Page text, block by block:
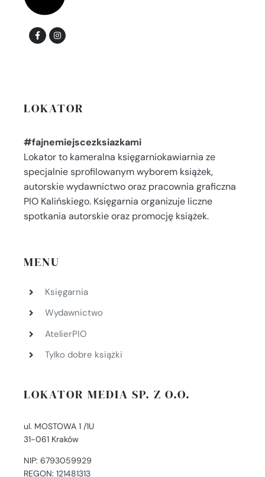
LOKATOR
#fajnemiejscezksiazkami
Lokator to kameralna księgarniokawiarnia ze
specjalnie sprofilowanym wyborem książek,
autorskie wydawnictwo oraz pracownia graficzna
PIO Kalińskiego. Księgarnia organizuje liczne
spotkania autorskie oraz promocję książek.
MENU
Księgarnia
Wydawnictwo
AtelierPIO
Tylko dobre książki
LOKATOR MEDIA SP. Z O.O.
ul. MOSTOWA 1 /1U
31-061 Kraków
NIP: 6793059929
REGON: 121481313